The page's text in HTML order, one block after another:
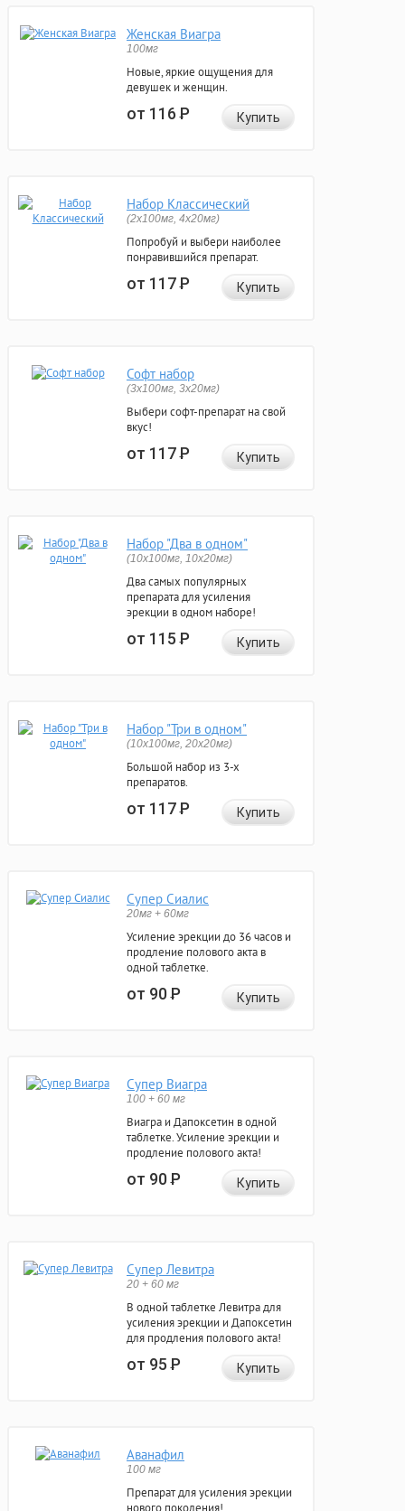
Женская Виагра
100мг
Новые, яркие ощущения для
девушек и женщин.
от 116Р Купить
Набор Классический
(2x100мг, 4x20мг)
Попробуй и выбери наиболее
понравившийся препарат.
от 117Р Купить
Софт набор
(3x100мг, 3x20мг)
Выбери софт-препарат на свой
вкус!
от 117Р Купить
Набор "Два в одном"
(10x100мг, 10x20мг)
Два самых популярных
препарата для усиления
эрекции в одном наборе!
от 115Р Купить
Набор "Три в одном"
(10x100мг, 20x20мг)
Большой набор из 3-х
препаратов.
от 117Р Купить
Супер Сиалис
20мг + 60мг
Усиление эрекции до 36 часов и
продление полового акта в
одной таблетке.
от 90Р Купить
Супер Виагра
100 + 60 мг
Виагра и Дапоксетин в одной
таблетке. Усиление эрекции и
продление полового акта!
от 90Р Купить
Супер Левитра
20 + 60 мг
В одной таблетке Левитра для
усиления эрекции и Дапоксетин
для продления полового акта!
от 95Р Купить
Аванафил
100 мг
Препарат для усиления эрекции